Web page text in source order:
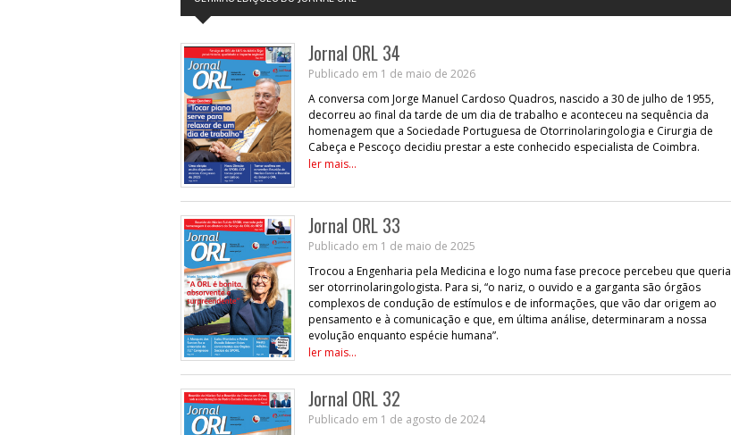
Jornal ORL 34
Publicado em 1 de maio de 2026
A conversa com Jorge Manuel Cardoso Quadros, nascido a 30 de julho de 1955,
decorreu ao final da tarde de um dia de trabalho e aconteceu na sequência da
homenagem que a Sociedade Portuguesa de Otorrinolaringologia e Cirurgia de
Cabeça e Pescoço decidiu prestar a este conhecido especialista de Coimbra.
ler mais...
Jornal ORL 33
Publicado em 1 de maio de 2025
Trocou a Engenharia pela Medicina e logo numa fase precoce percebeu que queria
ser otorrinolaringologista. Para si, “o nariz, o ouvido e a garganta são órgãos
complexos de condução de estímulos e de informações, que vão dar origem ao
pensamento e à comunicação e que, em última análise, determinaram a nossa
evolução enquanto espécie humana”.
ler mais...
Jornal ORL 32
Publicado em 1 de agosto de 2024